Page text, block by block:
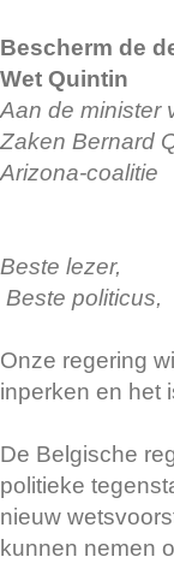
Bescherm de
Wet Quintin
Aan de minister
Zaken Bernard
Arizona-coalitie
Beste lezer,
Beste politicus,
Onze regering
inperken en het
De Belgische
politieke
nieuw
kunnen nemen